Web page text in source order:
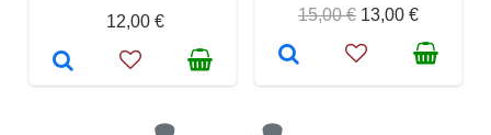
12,00 €
15,00 € 13,00 €